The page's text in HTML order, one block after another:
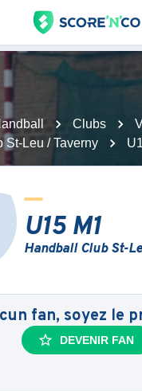
Clubs
St-Leu / Taverny
U15 M1
Handball Club St-
fan, soyez le
DEVENIR FAN